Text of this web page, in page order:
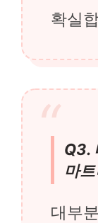
확실
Q3.
마
대부